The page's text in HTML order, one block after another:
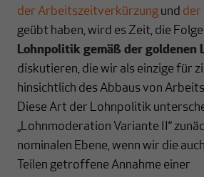
der Arbeitszeitverkürzung und der
geübt haben, wird es Zeit, die
Lohnpolitik gemäß der goldenen
diskutieren, die wir als einzige für
hinsichtlich des Abbaus von
Diese Art der Lohnpolitik
„Lohnmoderation Variante II“
nominalen Ebene, wenn wir die
Teilen getroffene Annahme einer